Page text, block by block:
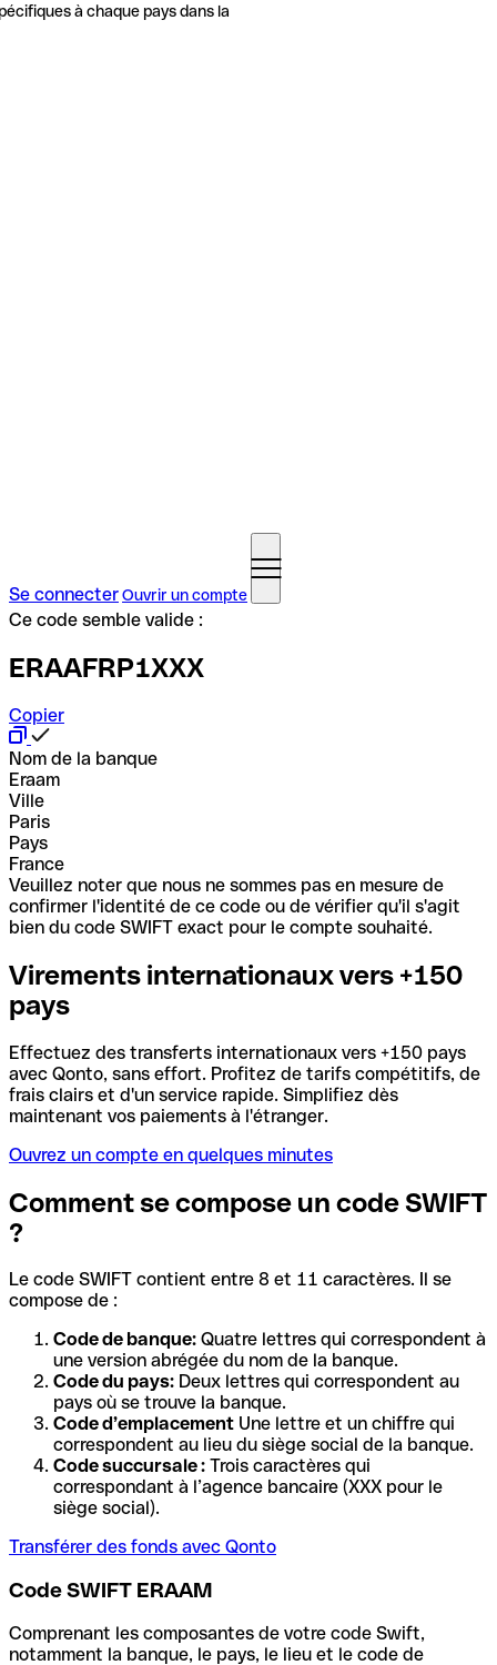
à chaque pays dans la
Se connecterOuvrir un compte
Ce code semble valide :
ERAAFRP1XXX
Copier
Nom de la banque
Eraam
Ville
Paris
Pays
France
Veuillez noter que nous ne sommes pas en mesure de
confirmer l'identité de ce code ou de vérifier qu'il s'agit
bien du code SWIFT exact pour le compte souhaité.
Virements internationaux vers +150
pays
Effectuez des transferts internationaux vers +150 pays
avec Qonto, sans effort. Profitez de tarifs compétitifs, de
frais clairs et d'un service rapide. Simplifiez dès
maintenant vos paiements à l'étranger.
Ouvrez un compte en quelques minutes
Comment se compose un code SWIFT
?
Le code SWIFT contient entre 8 et 11 caractères. Il se
compose de :
Code de banque: Quatre lettres qui correspondent à
une version abrégée du nom de la banque.
Code du pays: Deux lettres qui correspondent au
pays où se trouve la banque.
Code d’emplacement Une lettre et un chiffre qui
correspondent au lieu du siège social de la banque.
Code succursale : Trois caractères qui
correspondant à l’agence bancaire (XXX pour le
siège social).
Transférer des fonds avec Qonto
Code SWIFT ERAAM
Comprenant les composantes de votre code Swift,
notamment la banque, le pays, le lieu et le code de